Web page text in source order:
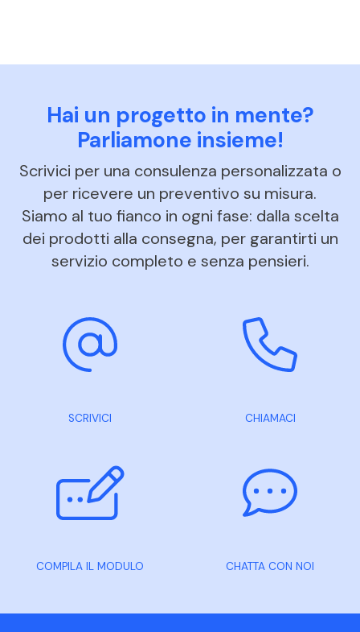
Hai un progetto in mente?
Parliamone insieme!
Scrivici per una consulenza personalizzata o
per ricevere un preventivo su misura.
Siamo al tuo fianco in ogni fase: dalla scelta
dei prodotti alla consegna, per garantirti un
servizio completo e senza pensieri.
SCRIVICI CHIAMACI
COMPILA IL MODULO CHATTA CON NOI